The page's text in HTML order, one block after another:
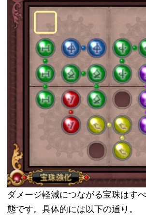
ダメージ軽減につながる宝珠はす
態です。具体的には以下の通り。